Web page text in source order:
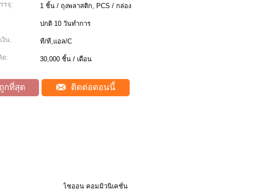
รจุ: 1 ชิ้น / ถุงพลาสติก, PCS / กล่อง
ปกติ 10 วันทำการ
งิน: ที/ที,แอล/C
ต: 30,000 ชิ้น / เดือน
กที่สุด ติดต่อตอนนี้
ไซออน คอมมิวนิเคชั่น